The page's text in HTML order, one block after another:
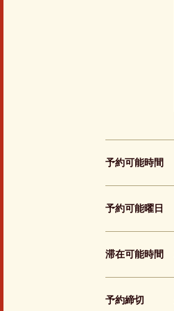
予約可能時間
予約可能曜日
滞在可能時間
予約締切